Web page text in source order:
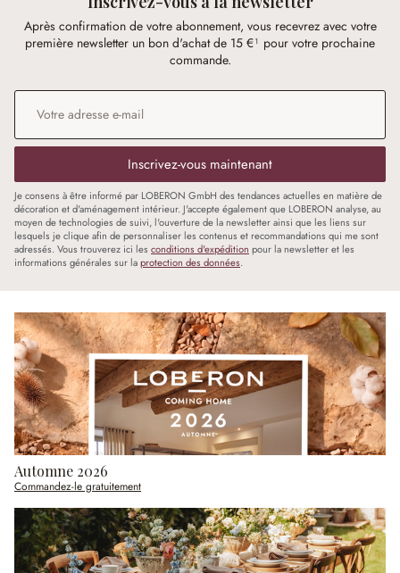
Après confirmation de votre abonnement, vous recevrez avec votre
première newsletter un bon d'achat de 15 €¹ pour votre prochaine
commande.
Adresse e-mail
Inscrivez-vous maintenant
Je consens à être informé par LOBERON GmbH des tendances actuelles en matière de
décoration et d'aménagement intérieur. J'accepte également que LOBERON analyse, au
moyen de technologies de suivi, l'ouverture de la newsletter ainsi que les liens sur
lesquels je clique afin de personnaliser les contenus et recommandations qui me sont
adressés. Vous trouverez ici les conditions d'expédition pour la newsletter et les
informations générales sur laprotection des données.
Automne 2026
Commandez-le gratuitement